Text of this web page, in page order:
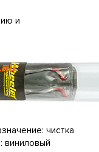
и
чистка
виниловый